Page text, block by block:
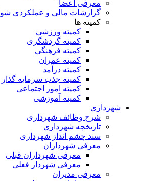
معرفی اعضا
گزارشات مالی و عملکردی شوارا
کمیته ها
کمیته ورزشی
کمیته گردشگری
کمیته فرهنگی
کمیته عمران
کمیته درآمد
کمیته جذب سرمایه گذار
کمیته امور اجتماعی
کمیته آموزشی
شهرداری
شرح وظائف شهرداری
تاریخچه شهرداری
سند چشم انداز شهرداری
معرفی شهرداران
معرفی شهرداران قبلی
معرفی شهردار فعلی
معرفی مدیران